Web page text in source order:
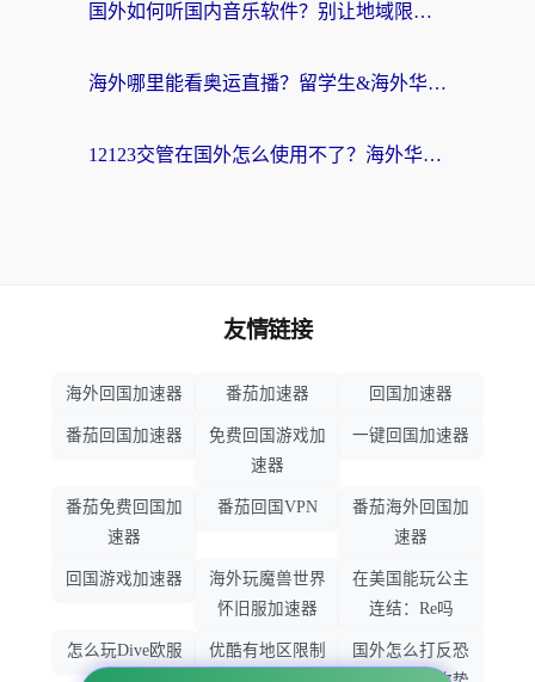
国外如何听国内音乐软件？别让地域限制，断了你的中文歌单
海外哪里能看奥运直播？留学生&海外华人必看的体育赛事观赛终极指南
12123交管在国外怎么使用不了？海外华人必看的无缝访问国内资源指南
友情链接
海外回国加速器 番茄加速器 回国加速器
番茄回国加速器
免费回国游戏加
速器
一键回国加速器
番茄免费回国加
速器
番茄回国VPN
番茄海外回国加
速器
回国游戏加速器
海外玩魔兽世界
怀旧服加速器
在美国能玩公主
连结：Re吗
怎么玩Dive欧服
优酷有地区限制
国外怎么打反恐